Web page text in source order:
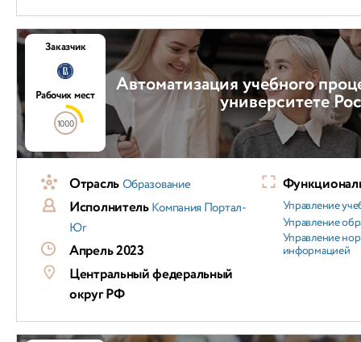
Автоматизация учебного
университете
Заказчик
Рабочих мест
1000
ОтрасльОбразование
ИсполнительКомпания Портал-
Юг
Апрель 2023
Центральный федеральный
округ РФ
Управление
Управление
Управление
информацией